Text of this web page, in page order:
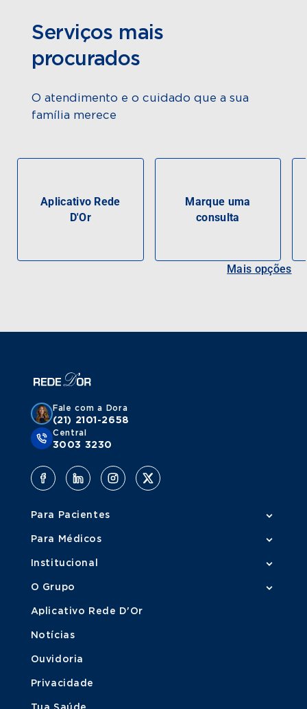
Serviços mais
procurados
O atendimento e o cuidado que a sua
família merece
Aplicativo Rede
D'Or
Marque uma
consulta
Mais opções
Fale com a Dora
(21) 2101-2658
Central
3003 3230
Para Pacientes
Para Médicos
Institucional
O Grupo
Aplicativo Rede D'Or
Notícias
Ouvidoria
Privacidade